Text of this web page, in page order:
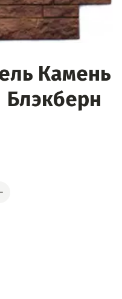
Камень